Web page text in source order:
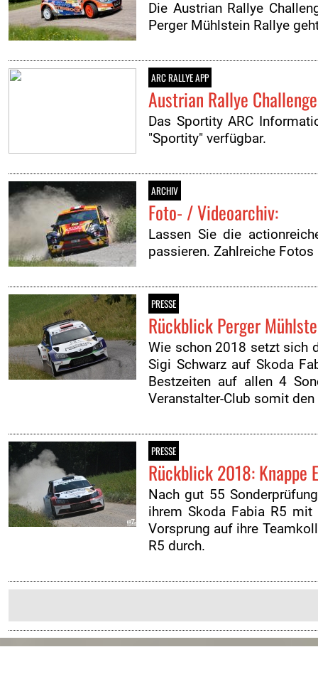
Die Austrian Rallye
Perger Mühlstein Rallye
ARC RALLYE APP
Austrian Rallye
Das Sportity ARC
"Sportity" verfügbar.
ARCHIV
Foto- / Videoarchiv:
Lassen Sie die
passieren. Zahlreiche
PRESSE
Rückblick Perger
Wie schon 2018 setzt sich
Sigi Schwarz auf Skoda
Bestzeiten auf allen 4
Veranstalter-Club somit
PRESSE
Rückblick 2018: Knappe
Nach gut 55
ihrem Skoda Fabia R5 mit
Vorsprung auf ihre
R5 durch.